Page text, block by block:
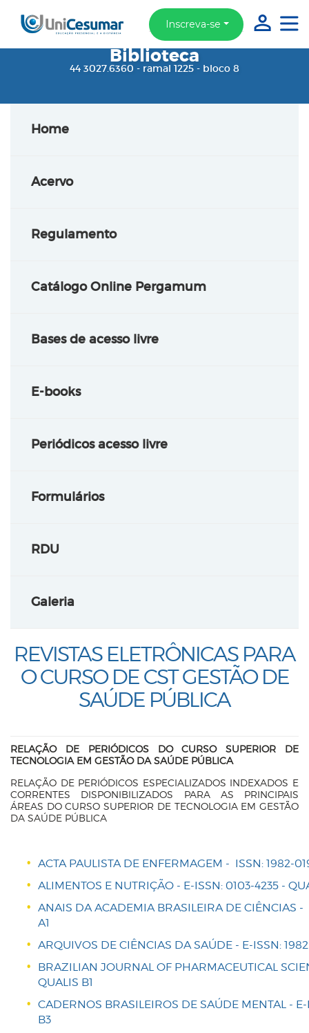
Inscreva-se
Biblioteca
44 3027.6360 - ramal 1225 - bloco 8
Home
Acervo
Regulamento
Catálogo Online Pergamum
Bases de acesso livre
E-books
Periódicos acesso livre
Formulários
RDU
Galeria
REVISTAS ELETRÔNICAS PARA
O CURSO DE CST GESTÃO DE
SAÚDE PÚBLICA
RELAÇÃO DE PERIÓDICOS DO CURSO SUPERIOR DE
TECNOLOGIA EM GESTÃO DA SAÚDE PÚBLICA
RELAÇÃO DE PERIÓDICOS ESPECIALIZADOS INDEXADOS E
CORRENTES DISPONIBILIZADOS PARA AS PRINCIPAIS
ÁREAS DO CURSO SUPERIOR DE TECNOLOGIA EM GESTÃO
DA SAÚDE PÚBLICA
ACTA PAULISTA DE ENFERMAGEM - ISSN: 1982-
ALIMENTOS E NUTRIÇÃO - E-ISSN: 0103-4235 -
ANAIS DA ACADEMIA BRASILEIRA DE CIÊNCIAS
A1
ARQUIVOS DE CIÊNCIAS DA SAÚDE - E-ISSN:
BRAZILIAN JOURNAL OF PHARMACEUTICAL
QUALIS B1
CADERNOS BRASILEIROS DE SAÚDE MENTAL -
B3